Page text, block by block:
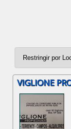
VIGLIONE